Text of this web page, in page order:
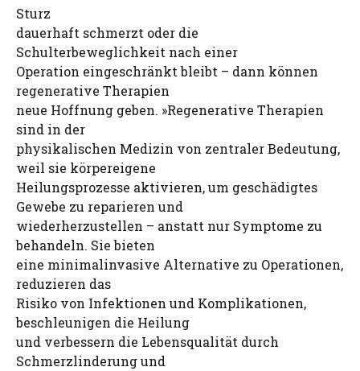
Sturz
dauerhaft schmerzt oder die
Schulterbeweglichkeit nach einer
Operation eingeschränkt bleibt – dann können
regenerative Therapien
neue Hoffnung geben. »Regenerative Therapien
sind in der
physikalischen Medizin von zentraler Bedeutung,
weil sie körpereigene
Heilungsprozesse aktivieren, um geschädigtes
Gewebe zu reparieren und
wiederherzustellen – anstatt nur Symptome zu
behandeln. Sie bieten
eine minimalinvasive Alternative zu Operationen,
reduzieren das
Risiko von Infektionen und Komplikationen,
beschleunigen die Heilung
und verbessern die Lebensqualität durch
Schmerzlinderung und